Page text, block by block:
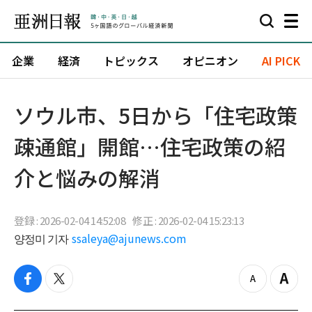
企業 経済 トピックス オピニオン AI PICK
ソウル市、5日から「住宅政策
疎通館」開館…住宅政策の紹
介と悩みの解消
登録 : 2026-02-04 14:52:08 修正 : 2026-02-04 15:23:13
양정미 기자 ssaleya@ajunews.com
f
t
z
Z